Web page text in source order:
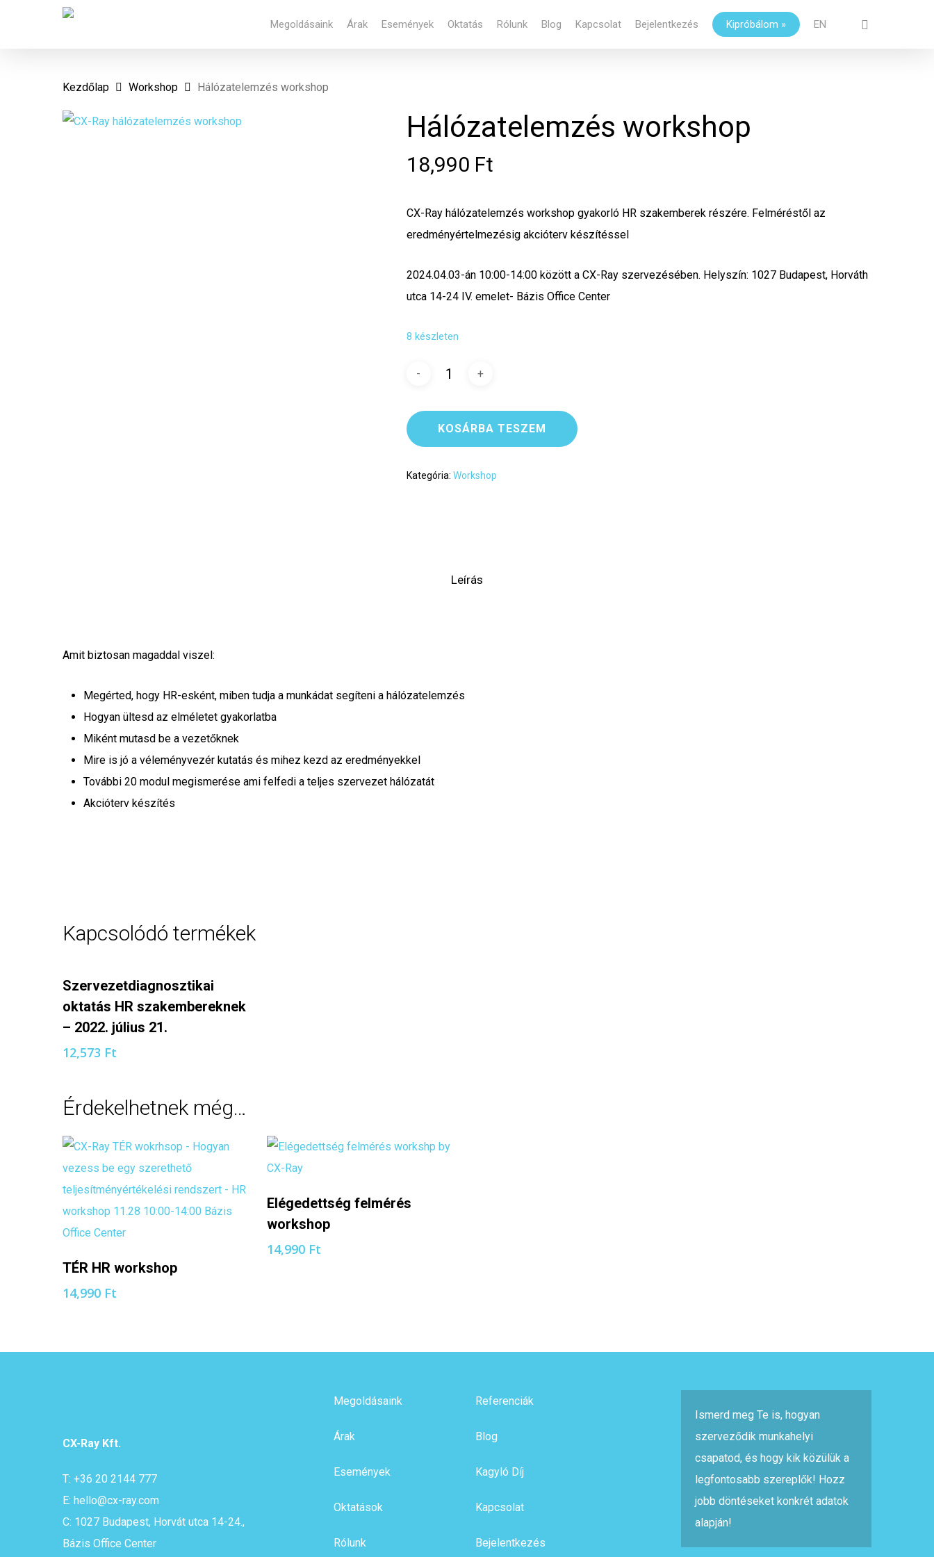
Megoldásaink Árak Események Oktatás Rólunk Blog Kapcsolat Bejelentkezés Kipróbálom » EN
Cart
Kezdőlap Workshop Hálózatelemzés workshop
Hálózatelemzés workshop
18,990 Ft
CX-Ray hálózatelemzés workshop gyakorló HR szakemberek részére. Felméréstől az
eredményértelmezésig akcióterv készítéssel
2024.04.03-án 10:00-14:00 között a CX-Ray szervezésében. Helyszín: 1027 Budapest, Horváth
utca 14-24 IV. emelet- Bázis Office Center
8 készleten
KOSÁRBA TESZEM
Kategória: Workshop
Leírás
Amit biztosan magaddal viszel:
Megérted, hogy HR-esként, miben tudja a munkádat segíteni a hálózatelemzés
Hogyan ültesd az elméletet gyakorlatba
Miként mutasd be a vezetőknek
Mire is jó a véleményvezér kutatás és mihez kezd az eredményekkel
További 20 modul megismerése ami felfedi a teljes szervezet hálózatát
Akcióterv készítés
Kapcsolódó termékek
Szervezetdiagnosztikai
oktatás HR szakembereknek
– 2022. július 21.
12,573 Ft
Érdekelhetnek még…
TÉR HR workshop
14,990 Ft
Elégedettség felmérés
workshop
14,990 Ft
CX-Ray Kft.
T: +36 20 2144 777
E: hello@cx-ray.com
C: 1027 Budapest, Horvát utca 14-24.,
Bázis Office Center
Megoldásaink
Árak
Események
Oktatások
Rólunk
Referenciák
Blog
Kagyló Díj
Kapcsolat
Bejelentkezés
Ismerd meg Te is, hogyan
szerveződik munkahelyi
csapatod, és hogy kik közülük a
legfontosabb szereplők! Hozz
jobb döntéseket konkrét adatok
alapján!